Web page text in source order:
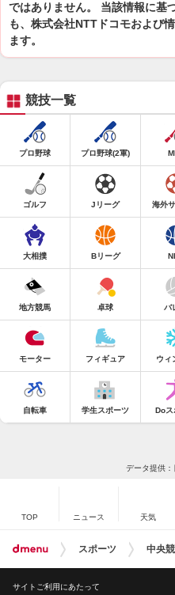
ではありません。 当該情報に基
も、株式会社NTTドコモおよび
ます。
競技一覧
プロ野球 プロ野球(2軍)
ゴルフ Jリーグ 海外
大相撲 Bリーグ
地方競馬 卓球 バ
モーター フィギュア ウィ
自転車 学生スポーツ Doス
データ提供
TOP ニュース 天気
スポーツ 中央
サイトご利用にあたって